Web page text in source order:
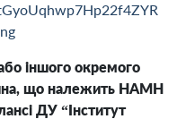
іншого окремого
що належить НАМН
ДУ “Інститут